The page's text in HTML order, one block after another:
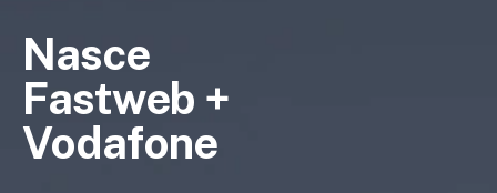
Nasce
Fastweb +
Vodafone